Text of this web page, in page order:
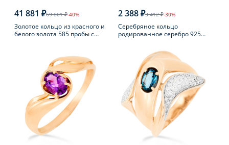
41 881 ₽69 801 ₽-40%
Золотое кольцо из красного и
белого золота 585 пробы с
2 388 ₽3 412 ₽-30%
Серебряное кольцо
родированное серебро 925